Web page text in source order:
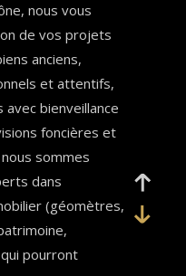
nous vous
de vos projets
anciens,
et attentifs,
bienveillance
foncières et
sommes
dans
(géomètres,
pourront